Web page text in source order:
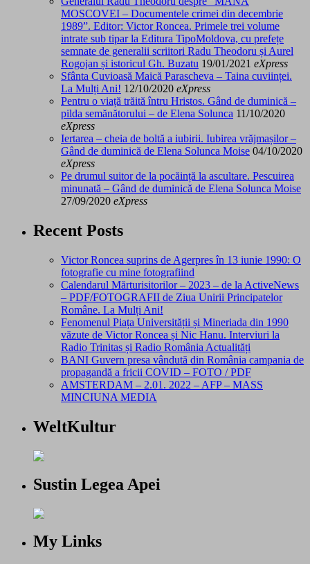
MOSCOVEI – Documentele crimei din decembrie
1989”. Editor: Victor Roncea. Primele trei volume
intrate sub tipar la Editura TipoMoldova, cu prefețe
semnate de generalii scriitori Radu Theodoru și Aurel
Rogojan și istoricul Gh. Buzatu 19/01/2021 eXpress
Sfânta Cuvioasă Maică Parascheva – Taina cuviinței.
La Mulți Ani! 12/10/2020 eXpress
Pentru o viață trăită întru Hristos. Gând de duminică –
pilda semănătorului – de Elena Solunca 11/10/2020
eXpress
Iertarea – cheia de boltă a iubirii. Iubirea vrăjmașilor –
Gând de duminică de Elena Solunca Moise 04/10/2020
eXpress
Pe drumul suitor de la pocăință la ascultare. Pescuirea
minunată – Gând de duminică de Elena Solunca Moise
27/09/2020 eXpress
Recent Posts
Victor Roncea suprins de Agerpres în 13 iunie 1990: O
fotografie cu mine fotografiind
Calendarul Mărturisitorilor – 2023 – de la ActiveNews
– PDF/FOTOGRAFII de Ziua Unirii Principatelor
Române. La Mulți Ani!
Fenomenul Piața Universității și Mineriada din 1990
văzute de Victor Roncea și Nic Hanu. Interviuri la
Radio Trinitas și Radio România Actualități
BANI Guvern presa vândută din România campania de
propagandă a fricii COVID – FOTO / PDF
AMSTERDAM – 2.01. 2022 – AFP – MASS
MINCIUNA MEDIA
WeltKultur
Sustin Legea Apei
My Links